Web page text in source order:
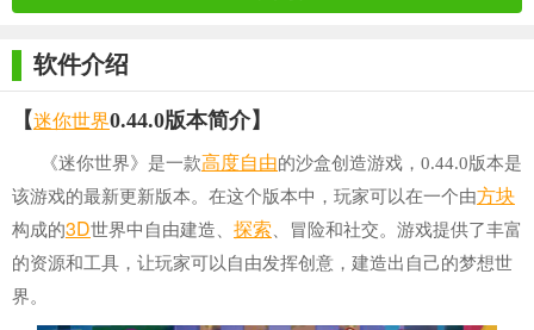
软件介绍
【迷你世界0.44.0版本简介】
《迷你世界》是一款高度自由的沙盒创造游戏，0.44.0版本是
该游戏的最新更新版本。在这个版本中，玩家可以在一个由方块
构成的3D世界中自由建造、 探索 、冒险和社交。游戏提供了丰富
的资源和工具，让玩家可以自由发挥创意，建造出自己的梦想世
界。